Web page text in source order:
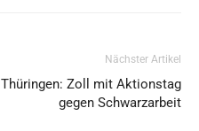
Nächster Artikel
Thüringen: Zoll mit Aktionstag
gegen Schwarzarbeit